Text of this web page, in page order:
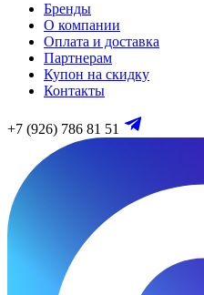
Бренды
О компании
Оплата и доставка
Партнерам
Купон на скидку
Контакты
+7 (926) 786 81 51